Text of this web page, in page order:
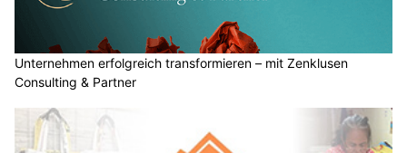
Unternehmen erfolgreich transformieren – mit Zenklusen
Consulting & Partner